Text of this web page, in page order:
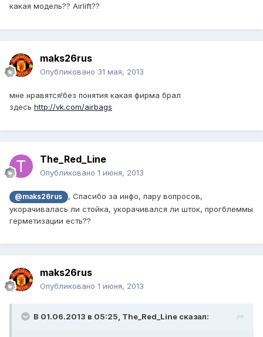
какая модель?? Airlift??
maks26rus
Опубликовано 31 мая, 2013
мне нравятся!без понятия какая фирма брал
здесь http://vk.com/airbags
The_Red_Line
Опубликовано 1 июня, 2013
@maks26rus
, Спасибо за инфо, пару вопросов,
укорачивалась ли стойка, укорачивался ли шток, прогблеммы
герметизации есть??
maks26rus
Опубликовано 1 июня, 2013
В 01.06.2013 в 05:25, The_Red_Line сказал: